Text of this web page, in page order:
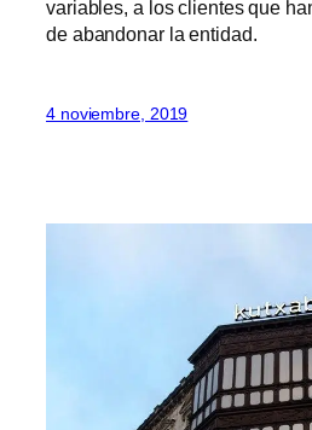
variables, a los clientes que
de abandonar la entidad.
4 noviembre, 2019